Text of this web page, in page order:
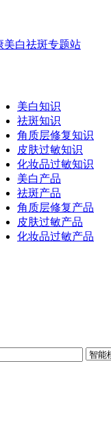
美白知识
祛斑知识
角质层修复知识
皮肤过敏知识
化妆品过敏知识
美白产品
祛斑产品
角质层修复产品
皮肤过敏产品
化妆品过敏产品